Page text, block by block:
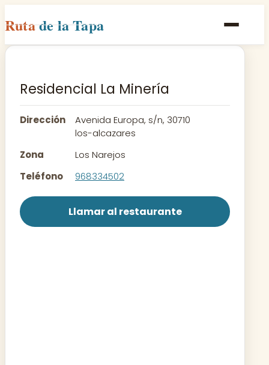
Rutade la Tapa
Inicio
Rutas
Contacto
Residencial La Minería
Dirección
Avenida Europa, s/n, 30710
los-alcazares
Zona
Los Narejos
Teléfono
968334502
Llamar al restaurante